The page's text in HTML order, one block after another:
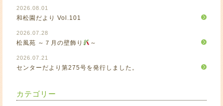
2026.08.01
和松園だより Vol.101
2026.07.28
松風苑 ～７月の壁飾り ～
2026.07.21
センターだより第275号を発行しました。
カテゴリー